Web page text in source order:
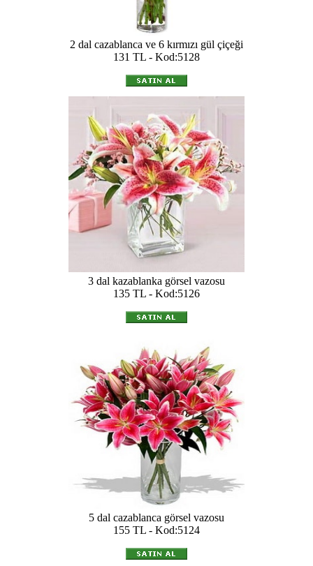
2 dal cazablanca ve 6 kırmızı gül çiçeği
131 TL - Kod:5128
3 dal kazablanka görsel vazosu
135 TL - Kod:5126
5 dal cazablanca görsel vazosu
155 TL - Kod:5124